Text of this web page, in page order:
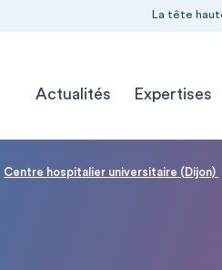
La tête
Actualités
Expertises
Centre hospitalier universitaire (Dijon)